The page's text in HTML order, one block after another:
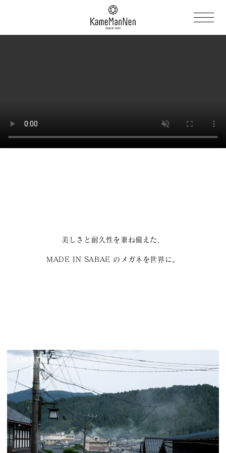
美しさと耐久性を兼ね備えた、
MADE IN SABAE のメガネを世界に。
ABOUT